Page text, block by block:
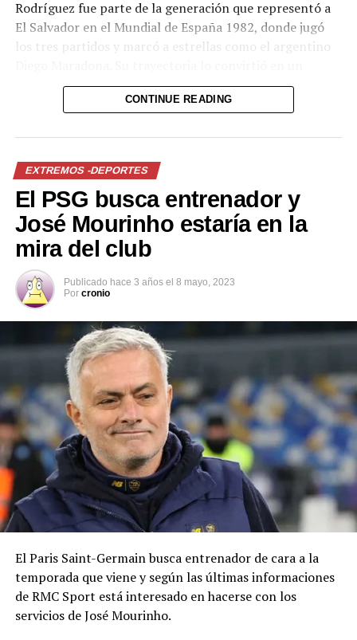
ÚLTIMA HORA: TRES DE LOS MEJORES ALPINISTAS DEL
INSÓLITO: Ya van diez muertos en el Everest por culpa
IMPACTANTES IMÁGENES: Muere peleador de MMA tras
sufrir cuatro infartos por brutal knockout
Rodríguez fue parte de la generación que representó a
El Salvador en el Mundial de España 1982, donde jugó
los tres partidos y marcó a estrellas como el argentino
referente del balompié nacional.
Facebook X
Me gusta esto:
CONTINUE READING
EXTREMOS -DEPORTES
El PSG busca entrenador y
José Mourinho estaría en la
mira del club
Publicado hace 3 años el 8 mayo, 2023
Por cronio
El Paris Saint-Germain busca entrenador de cara a la
temporada que viene y según las últimas informaciones
de RMC Sport está interesado en hacerse con los
servicios de José Mourinho.